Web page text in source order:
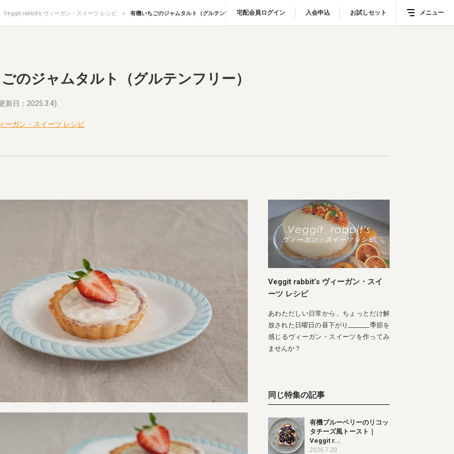
宅配会員ログイン 入会申込 お試しセット メニュー
宅配会員ログイン 入会申込 お試しセット メニュー
Veggit rabbit’s ヴィーガン・スイーツ レシピ 有機いちごのジャムタルト（グルテンフリー）
のジャムタルト（グルテンフリー）
新日：2025.3.4)
ーガン・スイーツ レシピ
Veggit rabbit’s ヴィーガン・スイ
ーツ レシピ
あわただしい日常から、ちょっとだけ解
放された日曜日の昼下がり_______季節を
感じるヴィーガン・スイーツを作ってみ
ませんか？
同じ特集の記事
有機ブルーベリーのリコッ
タチーズ風トースト｜
Veggit r...
2026.7.20